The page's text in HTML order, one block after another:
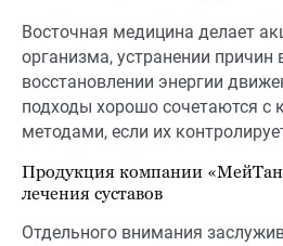
Восточная медицина делает
организма, устранении причин
восстановлении энергии
подходы хорошо сочетаются с
методами, если их
Продукция компании
лечения суставов
Отдельного внимания